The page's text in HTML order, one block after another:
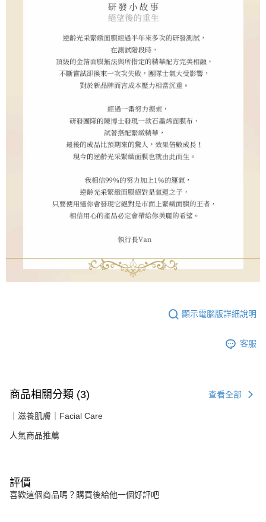
顯示電腦版詳細說明
客服
商品相關分類 (3) 查看全部
｜滋養肌膚｜Facial Care
人氣商品推薦
評價
喜歡這個商品嗎？購買後給他一個好評吧